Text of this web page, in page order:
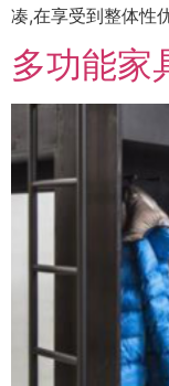
凑,在享受到整体性
多功能家